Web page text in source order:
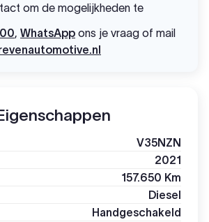
om de mogelijkheden te
, WhatsApp ons je vraag of mail
V35NZN
2021
157.650 Km
Diesel
Handgeschakeld